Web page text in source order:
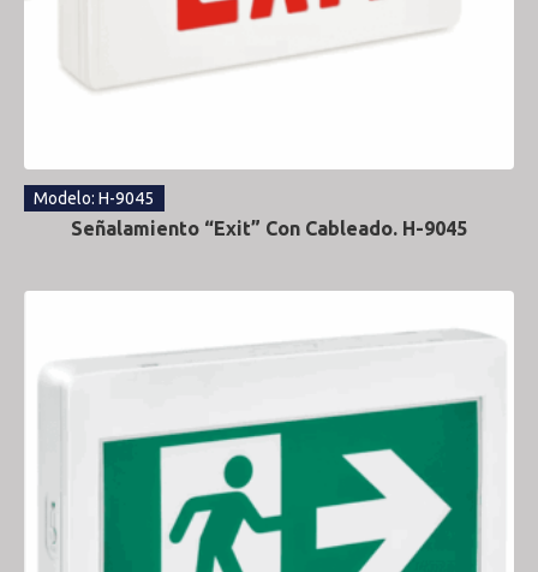
Modelo: H-9045
Señalamiento “Exit” Con Cableado. H-9045